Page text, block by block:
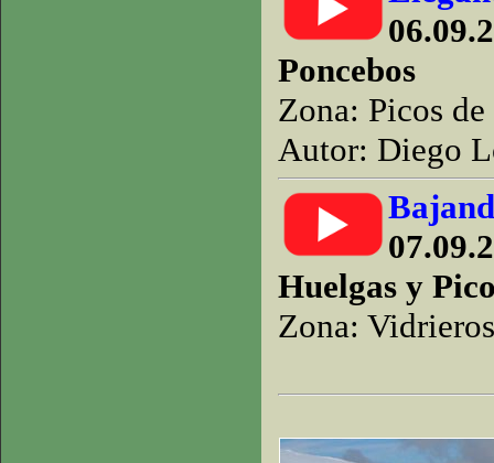
Poncebos
Zona: Picos
Autor: Diego
Huelgas y
Zona: